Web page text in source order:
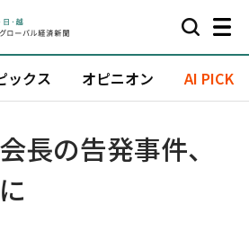
ックス オピニオン AI PICK
長の告発事件、